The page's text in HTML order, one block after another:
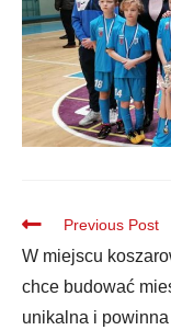
Previous Post
W miejscu
chce budować
unikalna i